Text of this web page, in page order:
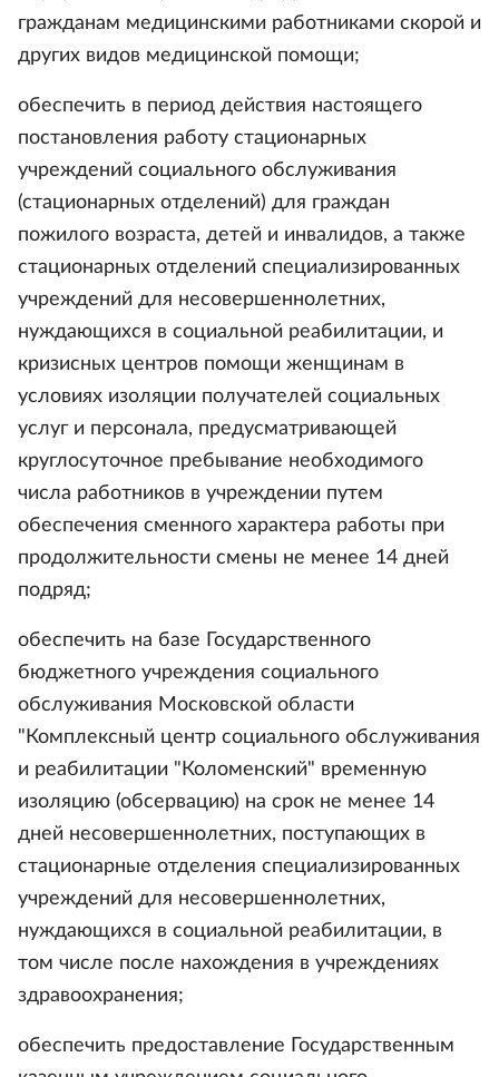
гражданам медицинскими работниками скорой и
других видов медицинской помощи;
обеспечить в период действия настоящего
постановления работу стационарных
учреждений социального обслуживания
(стационарных отделений) для граждан
пожилого возраста, детей и инвалидов, а также
стационарных отделений специализированных
учреждений для несовершеннолетних,
нуждающихся в социальной реабилитации, и
кризисных центров помощи женщинам в
условиях изоляции получателей социальных
услуг и персонала, предусматривающей
круглосуточное пребывание необходимого
числа работников в учреждении путем
обеспечения сменного характера работы при
продолжительности смены не менее 14 дней
подряд;
обеспечить на базе Государственного
бюджетного учреждения социального
обслуживания Московской области
"Комплексный центр социального обслуживания
и реабилитации "Коломенский" временную
изоляцию (обсервацию) на срок не менее 14
дней несовершеннолетних, поступающих в
стационарные отделения специализированных
учреждений для несовершеннолетних,
нуждающихся в социальной реабилитации, в
том числе после нахождения в учреждениях
здравоохранения;
обеспечить предоставление Государственным